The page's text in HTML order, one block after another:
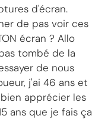
d'écran.
de pas voir ces
écran ? Allo
tombé de la
de nous
j'ai 46 ans et
apprécier les
ans que je fais ça